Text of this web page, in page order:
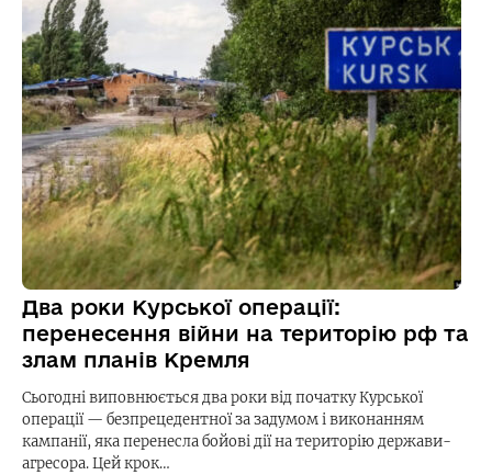
Два роки Курської операції:
перенесення війни на територію рф та
злам планів Кремля
Сьогодні виповнюється два роки від початку Курської
операції — безпрецедентної за задумом і виконанням
кампанії, яка перенесла бойові дії на територію держави-
агресора. Цей крок…